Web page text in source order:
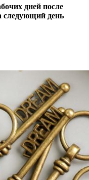
дней после
следующий день